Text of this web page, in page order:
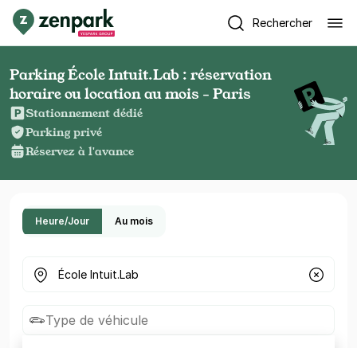
Rechercher
Parking École Intuit.Lab : réservation
horaire ou location au mois - Paris
Stationnement dédié
Parking privé
Réservez à l'avance
Heure/Jour Au mois
Où cherchez-vous un parking ?
Type de véhicule